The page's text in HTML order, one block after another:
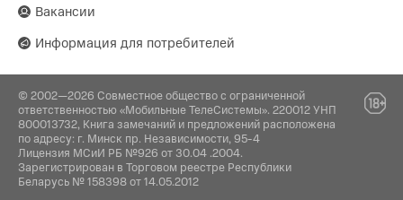
Вакансии
Информация для потребителей
© 2002—2026 Совместное общество с ограниченной
ответственностью «Мобильные ТелеСистемы». 220012 УНП
800013732, Книга замечаний и предложений расположена
по адресу: г. Минск пр. Независимости, 95-4
Лицензия МСиИ РБ №926 от 30.04 .2004.
Зарегистрирован в Торговом реестре Республики
Беларусь № 158398 от 14.05.2012